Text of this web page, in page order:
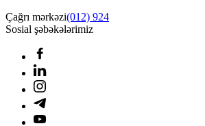
Çağrı mərkəzi(012) 924
Sosial şəbəkələrimiz